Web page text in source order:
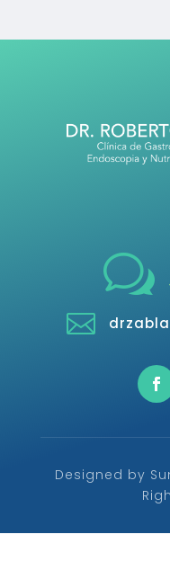
w

Designed by